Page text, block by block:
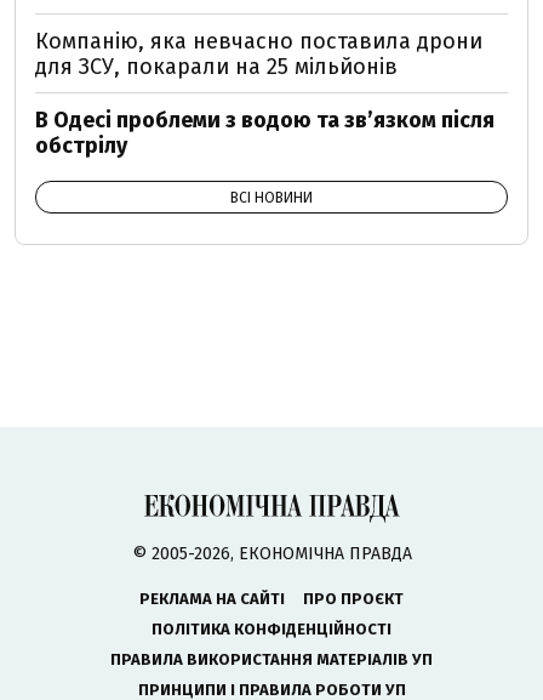
Компанію, яка невчасно поставила дрони
для ЗСУ, покарали на 25 мільйонів
В Одесі проблеми з водою та звʼязком після
обстрілу
ВСІ НОВИНИ
© 2005-2026, ЕКОНОМІЧНА ПРАВДА
РЕКЛАМА НА САЙТІ
ПРО ПРОЄКТ
ПОЛІТИКА КОНФІДЕНЦІЙНОСТІ
ПРАВИЛА ВИКОРИСТАННЯ МАТЕРІАЛІВ УП
ПРИНЦИПИ І ПРАВИЛА РОБОТИ УП